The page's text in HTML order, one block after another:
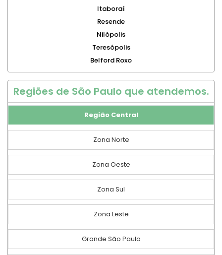
Itaboraí
Resende
Nilópolis
Teresópolis
Belford Roxo
Regiões de São Paulo que atendemos.
Região Central
Zona Norte
Zona Oeste
Zona Sul
Zona Leste
Grande São Paulo